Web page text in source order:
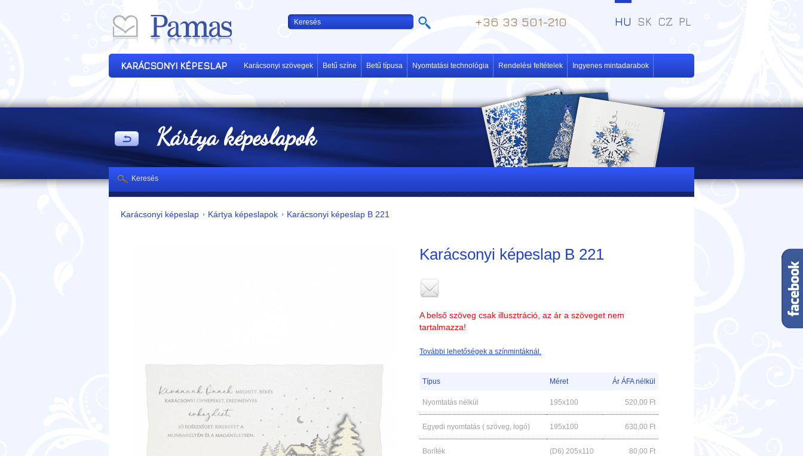
Kártya képeslapok
+36 33 501-210 PL
CZ
SK
HU
KARÁCSONYI KÉPESLAP Karácsonyi szövegek Betű színe Betű típusa Nyomtatási technológia Rendelési feltételek Ingyenes mintadarabok
Karácsonyi képeslap Kártya képeslapok Karácsonyi képeslap B 221
Karácsonyi képeslap B 221
A belső szöveg csak illusztráció, az ár a szöveget nem
tartalmazza!
További lehetőségek a színmintáknál.
Típus Méret Ár ÁFA nélkül
Nyomtatás nélkül 195x100 520,00 Ft
Egyedi nyomtatás ( szöveg, logó) 195x100 630,00 Ft
Boríték (D6) 205x110 80,00 Ft
Keresés